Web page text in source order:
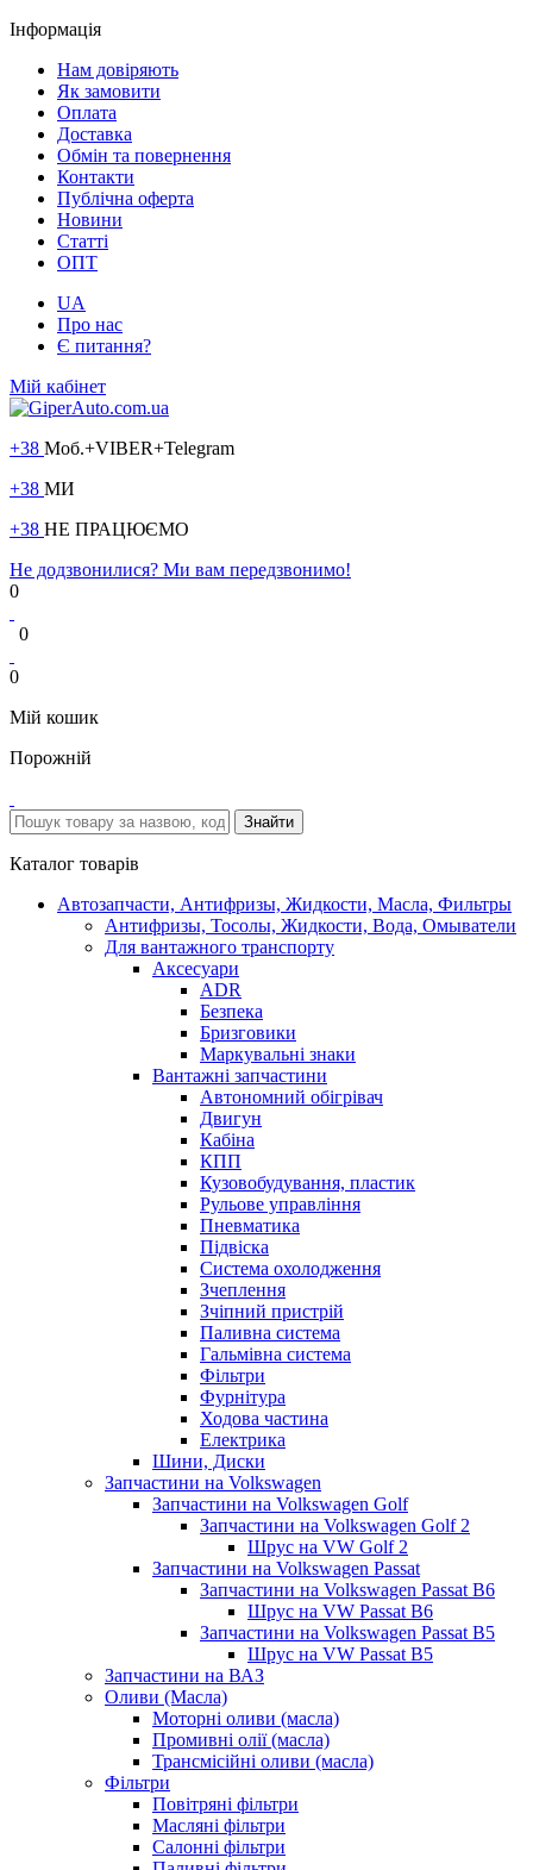
Інформація
Нам довіряють
Як замовити
Оплата
Доставка
Обмін та повернення
Контакти
Публічна оферта
Новини
Статті
ОПТ
UA
Про нас
Є питання?
Мій кабінет
+38 Моб.+VIBER+Telegram
+38 МИ
+38 НЕ ПРАЦЮЄМО
Не додзвонилися? Ми вам передзвонимо!
0
0
0
Мій кошик
Порожній
Каталог товарів
Автозапчасти, Антифризы, Жидкости, Масла, Фильтры
Антифризы, Тосолы, Жидкости, Вода, Омыватели
Для вантажного транспорту
Аксесуари
ADR
Безпека
Бризговики
Маркувальні знаки
Вантажні запчастини
Автономний обігрівач
Двигун
Кабіна
КПП
Кузовобудування, пластик
Рульове управління
Пневматика
Підвіска
Система охолодження
Зчеплення
Зчіпний пристрій
Паливна система
Гальмівна система
Фільтри
Фурнітура
Ходова частина
Електрика
Шини, Диски
Запчастини на Volkswagen
Запчастини на Volkswagen Golf
Запчастини на Volkswagen Golf 2
Шрус на VW Golf 2
Запчастини на Volkswagen Passat
Запчастини на Volkswagen Passat B6
Шрус на VW Passat B6
Запчастини на Volkswagen Passat B5
Шрус на VW Passat B5
Запчастини на ВАЗ
Оливи (Масла)
Моторні оливи (масла)
Промивні олії (масла)
Трансмісійні оливи (масла)
Фільтри
Повітряні фільтри
Масляні фільтри
Салонні фільтри